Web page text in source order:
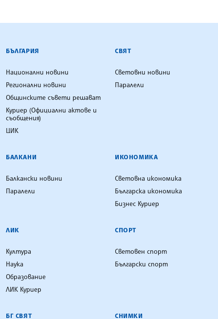
БЪЛГАРСКА ТЕЛЕГРАФНА АГЕНЦИЯ
БЪЛГАРИЯ
Национални новини
Регионални новини
Общинските съвети решават
Куриер (Официални актове и
съобщения)
ЦИК
СВЯТ
Световни новини
Паралели
БАЛКАНИ
Балкански новини
Паралели
ИКОНОМИКА
Световна икономика
Българска икономика
Бизнес Куриер
ЛИК
Култура
Наука
Образование
ЛИК Куриер
СПОРТ
Световен спорт
Български спорт
БГ СВЯТ СНИМКИ